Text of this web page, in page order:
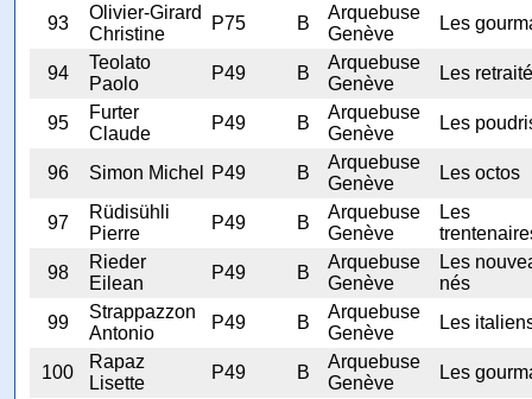
93
Olivier-Girard
Christine
P75 B
Arquebuse
Genève
Les
94
Teolato
Paolo
P49 B
Arquebuse
Genève
Les
95
Furter
Claude
P49 B
Arquebuse
Genève
Les
96 Simon Michel P49 B
Arquebuse
Genève
Les octos
97
Rüdisühli
Pierre
P49 B
Arquebuse
Genève
Les
98
Rieder
Eilean
P49 B
Arquebuse
Genève
Les
nés
99
Strappazzon
Antonio
P49 B
Arquebuse
Genève
Les
100
Rapaz
Lisette
P49 B
Arquebuse
Genève
Les